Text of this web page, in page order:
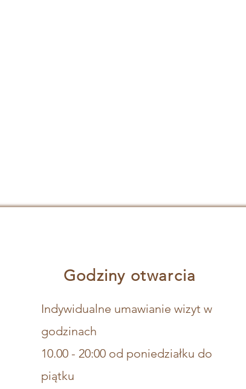
Godziny otwarcia
Indywidualne umawianie wizyt w
godzinach
10.00 - 20:00 od poniedziałku do
piątku